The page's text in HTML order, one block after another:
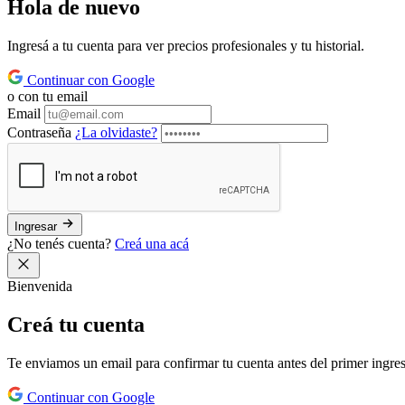
Hola de nuevo
Ingresá a tu cuenta para ver precios profesionales y tu historial.
Continuar con Google
o con tu email
Email
Contraseña ¿La olvidaste?
Ingresar
¿No tenés cuenta? Creá una acá
Bienvenida
Creá tu cuenta
Te enviamos un email para confirmar tu cuenta antes del primer
Continuar con Google